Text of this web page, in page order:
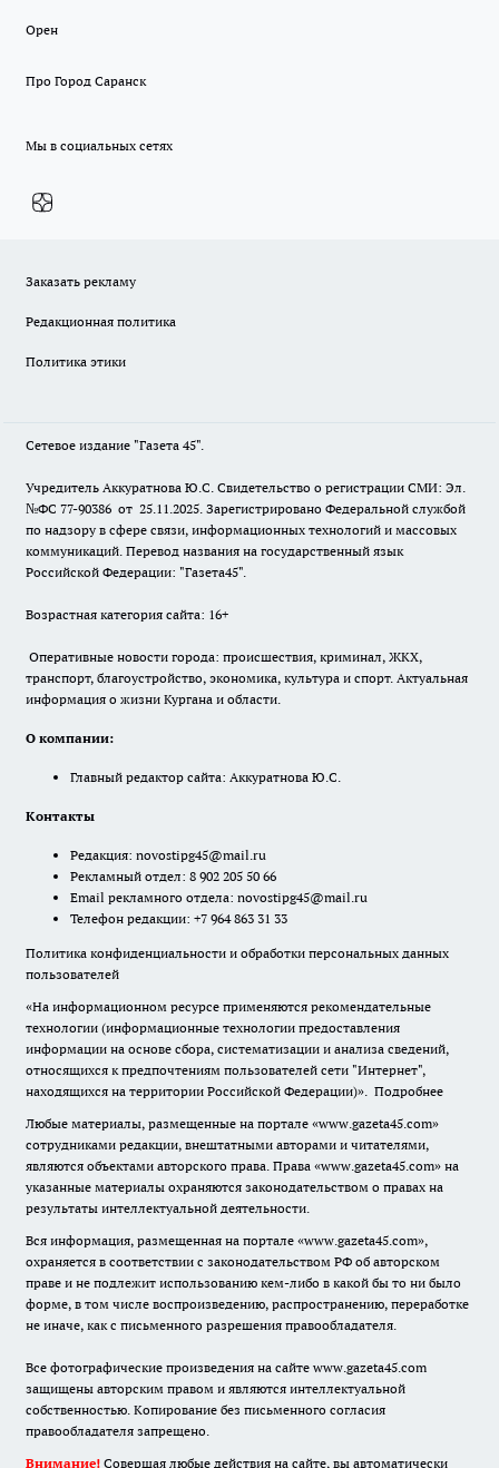
Орен
Про Город Саранск
Мы в социальных сетях
Заказать рекламу
Редакционная политика
Политика этики
Сетевое издание "Газета 45".
Учредитель Аккуратнова Ю.С. Свидетельство о регистрации СМИ: Эл.
№ФС 77-90386 от 25.11.2025. Зарегистрировано Федеральной службой
по надзору в сфере связи, информационных технологий и массовых
коммуникаций. Перевод названия на государственный язык
Российской Федерации: "Газета45".
Возрастная категория сайта: 16+
Оперативные новости города: происшествия, криминал, ЖКХ,
транспорт, благоустройство, экономика, культура и спорт. Актуальная
информация о жизни Кургана и области.
О компании:
Главный редактор сайта: Аккуратнова Ю.С.
Контакты
Редакция: novostipg45@mail.ru
Рекламный отдел: 8 902 205 50 66
Email рекламного отдела: novostipg45@mail.ru
Телефон редакции: +7 964 863 31 33
Политика конфиденциальности и обработки персональных данных
пользователей
«На информационном ресурсе применяются рекомендательные
технологии (информационные технологии предоставления
информации на основе сбора, систематизации и анализа сведений,
относящихся к предпочтениям пользователей сети "Интернет",
находящихся на территории Российской Федерации)». Подробнее
Любые материалы, размещенные на портале «www.gazeta45.com»
сотрудниками редакции, внештатными авторами и читателями,
являются объектами авторского права. Права «www.gazeta45.com» на
указанные материалы охраняются законодательством о правах на
результаты интеллектуальной деятельности.
Вся информация, размещенная на портале «www.gazeta45.com»,
охраняется в соответствии с законодательством РФ об авторском
праве и не подлежит использованию кем-либо в какой бы то ни было
форме, в том числе воспроизведению, распространению, переработке
не иначе, как с письменного разрешения правообладателя.
Все фотографические произведения на сайте www.gazeta45.com
защищены авторским правом и являются интеллектуальной
собственностью. Копирование без письменного согласия
правообладателя запрещено.
Внимание! Совершая любые действия на сайте, вы автоматически